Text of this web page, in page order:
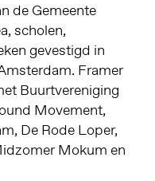
de Gemeente
scholen,
gevestigd in
Framer
Buurtvereniging
Movement,
De Rode Loper,
Mokum en